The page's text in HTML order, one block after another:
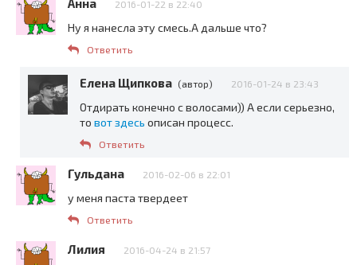
Анна 2016-01-22 в 22:40
Ну я нанесла эту смесь.А дальше что?
Ответить
Елена Щипкова (автор) 2016-01-24 в 23:43
Отдирать конечно с волосами)) А если серьезно,
то вот здесь описан процесс.
Ответить
Гульдана 2016-02-06 в 22:01
у меня паста твердеет
Ответить
Лилия 2016-04-24 в 21:57